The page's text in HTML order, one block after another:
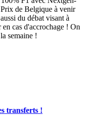
de Belgique à venir
du débat visant à
cas d'accrochage ! On
semaine !
transferts !